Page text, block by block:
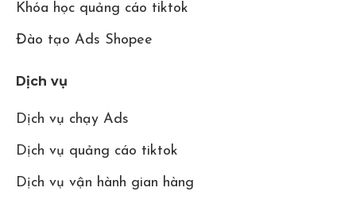
Khóa học quảng cáo tiktok
Đào tạo Ads Shopee
Dịch vụ
Dịch vụ chạy Ads
Dịch vụ quảng cáo tiktok
Dịch vụ vận hành gian hàng